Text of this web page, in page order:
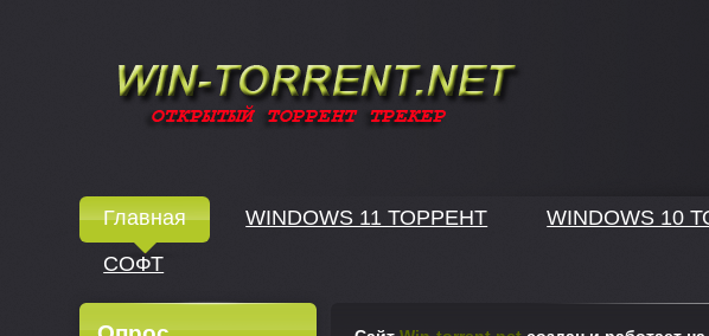
Главная WINDOWS 11 ТОРРЕНТ WINDOWS 10
СОФТ